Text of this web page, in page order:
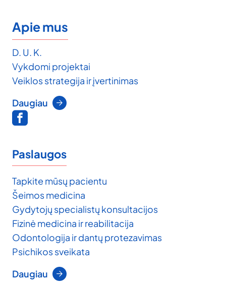
Apie mus
D. U. K.
Vykdomi projektai
Veiklos strategija ir įvertinimas
Daugiau
Paslaugos
Tapkite mūsų pacientu
Šeimos medicina
Gydytojų specialistų konsultacijos
Fizinė medicina ir reabilitacija
Odontologija ir dantų protezavimas
Psichikos sveikata
Daugiau